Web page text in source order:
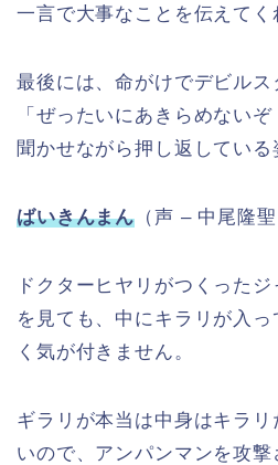
一言で大事なことを伝えてく
最後には、命がけでデビルス
「ぜったいにあきらめない
聞かせながら押し返している
ばいきんまん （声 – 中尾隆聖
ドクターヒヤリがつくった
を見ても、中にキラリが入
く気が付きません。
ギラリが本当は中身はキラ
いので、アンパンマンを攻